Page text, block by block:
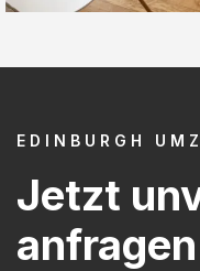
EDINBURGH
Jetzt